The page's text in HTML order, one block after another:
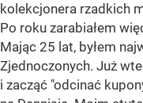
kolekcjonera rzadkich
Po roku zarabiałem
Mając 25 lat, byłem
Zjednoczonych. Już
i zacząć "odcinać